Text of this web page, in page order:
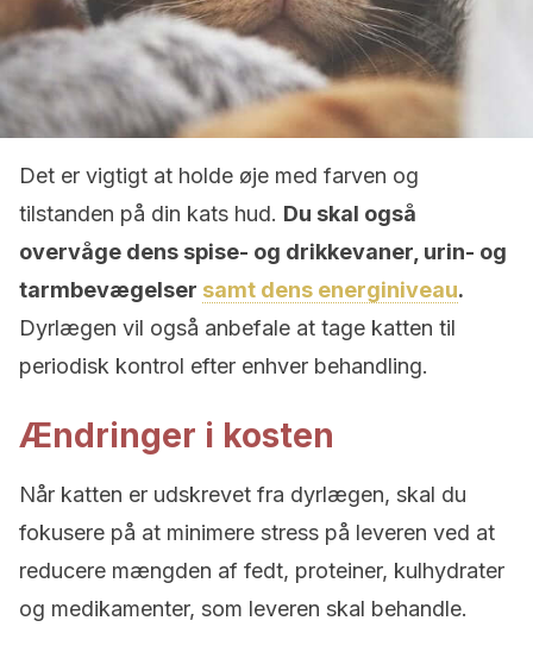
Det er vigtigt at holde øje med farven og
tilstanden på din kats hud. Du skal også
overvåge dens spise- og drikkevaner, urin- og
tarmbevægelser samt dens energiniveau.
Dyrlægen vil også anbefale at tage katten til
periodisk kontrol efter enhver behandling.
Ændringer i kosten
Når katten er udskrevet fra dyrlægen, skal du
fokusere på at minimere stress på leveren ved at
reducere mængden af ​​fedt, proteiner, kulhydrater
og medikamenter, som leveren skal behandle.